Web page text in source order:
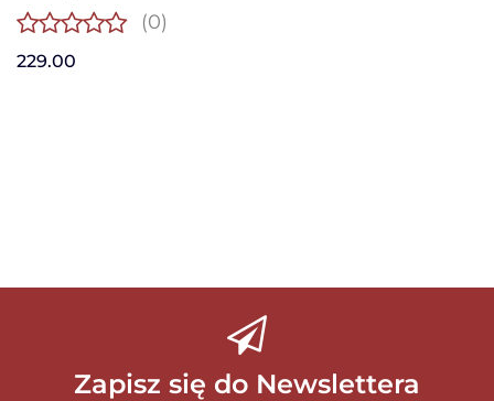
(0)
229.00
Zapisz się do Newslettera